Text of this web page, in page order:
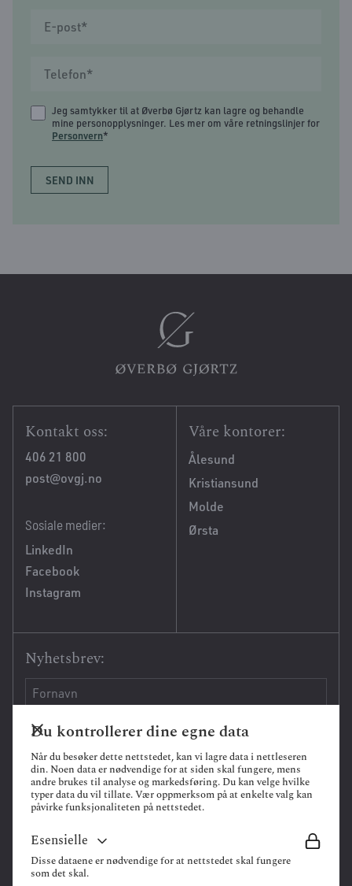
Jeg samtykker til at Øverbø Gjørtz kan lagre og behandle
mine personopplysninger. Les mer om våre retningslinjer for
Personvern*
Kontakt oss:
406 21 800
post@ovgj.no
Sosiale medier:
LinkedIn
Facebook
Instagram
Våre kontorer:
Ålesund
Kristiansund
Molde
Ørsta
Nyhetsbrev:
Du kontrollerer dine egne data
Når du besøker dette nettstedet, kan vi lagre data i nettleseren
din. Noen data er nødvendige for at siden skal fungere, mens
andre brukes til analyse og markedsføring. Du kan velge hvilke
typer data du vil tillate. Vær oppmerksom på at enkelte valg kan
påvirke funksjonaliteten på nettstedet.
Esensielle
Disse dataene er nødvendige for at nettstedet skal fungere
som det skal.